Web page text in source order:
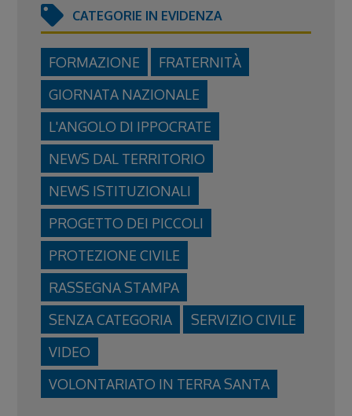
CATEGORIE IN EVIDENZA
FORMAZIONE
FRATERNITÀ
GIORNATA NAZIONALE
L'ANGOLO DI IPPOCRATE
NEWS DAL TERRITORIO
NEWS ISTITUZIONALI
PROGETTO DEI PICCOLI
PROTEZIONE CIVILE
RASSEGNA STAMPA
SENZA CATEGORIA
SERVIZIO CIVILE
VIDEO
VOLONTARIATO IN TERRA SANTA